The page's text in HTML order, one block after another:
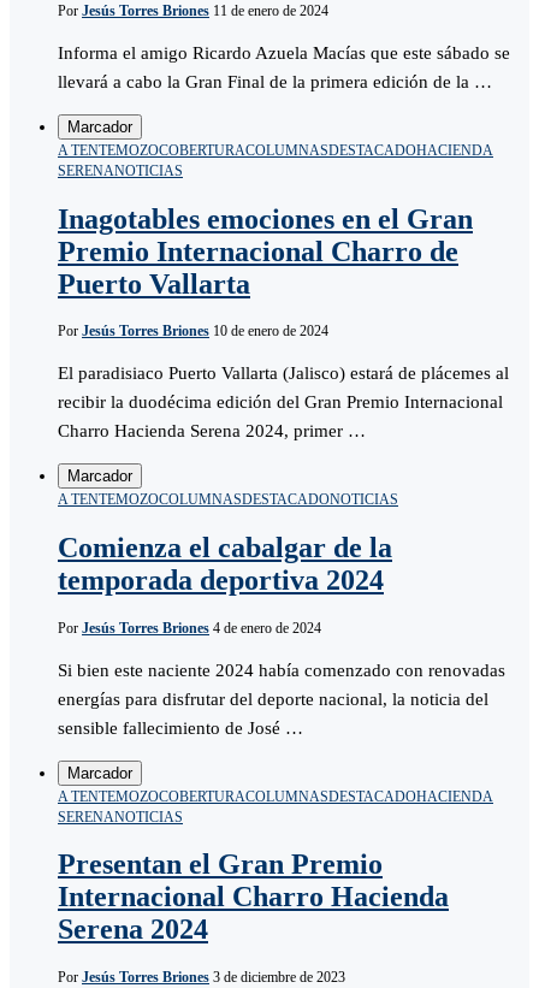
Por Jesús Torres Briones 11 de enero de 2024
Informa el amigo Ricardo Azuela Macías que este sábado se
llevará a cabo la Gran Final de la primera edición de la …
Marcador
A TENTEMOZOCOBERTURACOLUMNASDESTACADOHACIENDA
SERENANOTICIAS
Inagotables emociones en el Gran
Premio Internacional Charro de
Puerto Vallarta
Por Jesús Torres Briones 10 de enero de 2024
El paradisiaco Puerto Vallarta (Jalisco) estará de plácemes al
recibir la duodécima edición del Gran Premio Internacional
Charro Hacienda Serena 2024, primer …
Marcador
A TENTEMOZOCOLUMNASDESTACADONOTICIAS
Comienza el cabalgar de la
temporada deportiva 2024
Por Jesús Torres Briones 4 de enero de 2024
Si bien este naciente 2024 había comenzado con renovadas
energías para disfrutar del deporte nacional, la noticia del
sensible fallecimiento de José …
Marcador
A TENTEMOZOCOBERTURACOLUMNASDESTACADOHACIENDA
SERENANOTICIAS
Presentan el Gran Premio
Internacional Charro Hacienda
Serena 2024
Por Jesús Torres Briones 3 de diciembre de 2023